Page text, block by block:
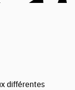
différentes